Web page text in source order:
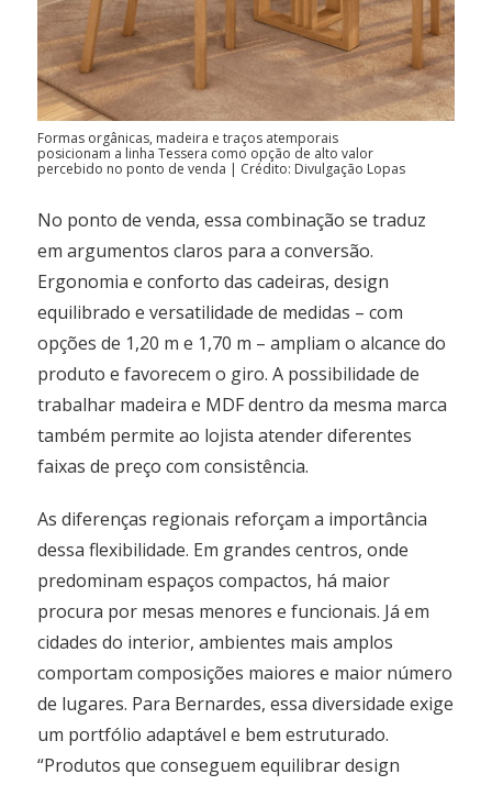
Formas orgânicas, madeira e traços atemporais
posicionam a linha Tessera como opção de alto valor
percebido no ponto de venda | Crédito: Divulgação Lopas
No ponto de venda, essa combinação se traduz
em argumentos claros para a conversão.
Ergonomia e conforto das cadeiras, design
equilibrado e versatilidade de medidas – com
opções de 1,20 m e 1,70 m – ampliam o alcance do
produto e favorecem o giro. A possibilidade de
trabalhar madeira e MDF dentro da mesma marca
também permite ao lojista atender diferentes
faixas de preço com consistência.
As diferenças regionais reforçam a importância
dessa flexibilidade. Em grandes centros, onde
predominam espaços compactos, há maior
procura por mesas menores e funcionais. Já em
cidades do interior, ambientes mais amplos
comportam composições maiores e maior número
de lugares. Para Bernardes, essa diversidade exige
um portfólio adaptável e bem estruturado.
“Produtos que conseguem equilibrar design